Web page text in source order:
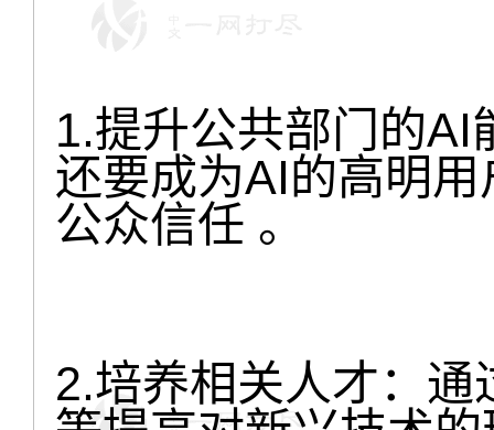
1.提升公共部门的AI
还要成为AI的高明
公众信任 。
2.培养相关人才：